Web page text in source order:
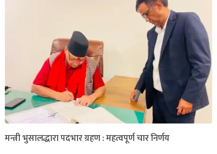
मन्त्री भुसालद्धारा पदभार ग्रहण : महत्वपूर्ण चार निर्णय